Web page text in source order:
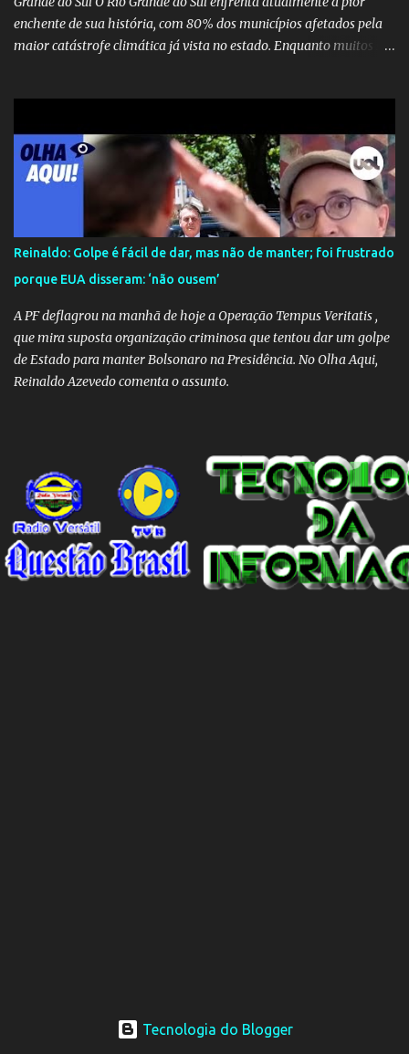
enchente de sua história, com 80% dos municípios afetados pela
maior catástrofe climática já vista no estado. Enquanto muitos se
nas operações de salvamento. O receio é que notícias falsas, como
a de retenção de doações e o transporte de oxigênio, causem mais
apreensão na população já fragilizada por essa grave situação.
Tamanha é a seriedade do problema que o governo do estado
precisou criar uma força-tarefa para checar e desmentir as
desinformações, chegando ao ponto de o governo federal pedir
uma investigação para identificar os autores dessas notícias falsas.
O Negacionismo Climático da Extrema Direita Essa disseminação
de fake news não é uma surpresa, pois faz parte de um padrão...
Reinaldo: Golpe é fácil de dar, mas não de manter; foi frustrado
porque EUA disseram: ‘não ousem’
A PF deflagrou na manhã de hoje a Operação Tempus Veritatis ,
que mira suposta organização criminosa que tentou dar um golpe
de Estado para manter Bolsonaro na Presidência. No Olha Aqui,
Reinaldo Azevedo comenta o assunto.
Tecnologia do Blogger